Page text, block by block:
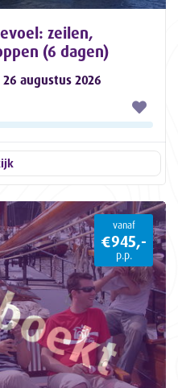
zeilen,
(6 dagen)
augustus 2026
vanaf
€945,-
p.p.